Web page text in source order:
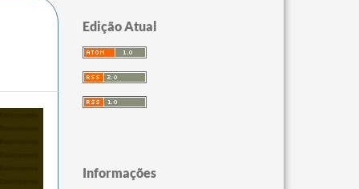
Edição Atual
Informações